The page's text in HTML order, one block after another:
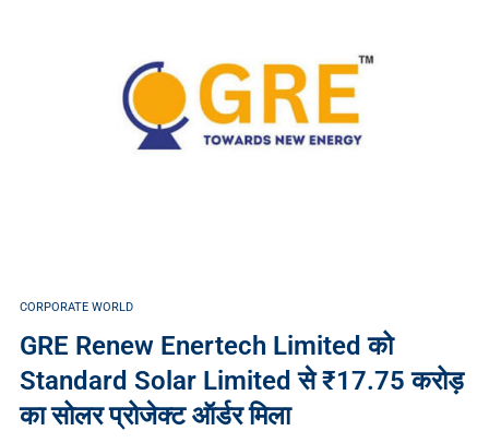
CORPORATE WORLD
GRE Renew Enertech Limited को
Standard Solar Limited से ₹17.75 करोड़
का सोलर प्रोजेक्ट ऑर्डर मिला